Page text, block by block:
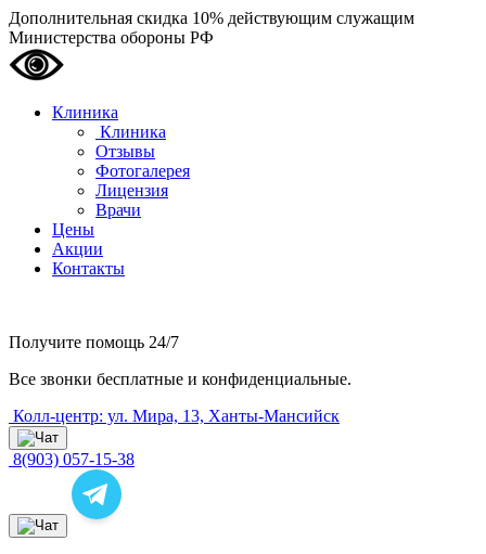
Дополнительная скидка 10% действующим служащим
Министерства обороны РФ
Клиника
Клиника
Отзывы
Фотогалерея
Лицензия
Врачи
Цены
Акции
Контакты
Получите помощь 24/7
Все звонки бесплатные и конфиденциальные.
Колл-центр: ул. Мира, 13, Ханты-Мансийск
8(903) 057-15-38